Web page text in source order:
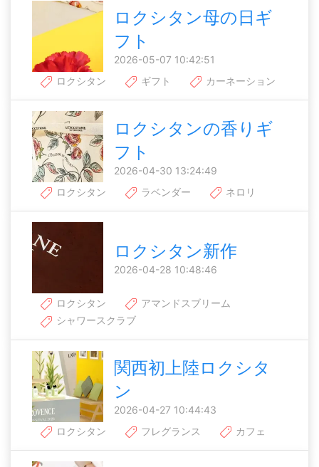
ロクシタン母の日ギ
フト
2026-05-07 10:42:51
ロクシタン
ギフト カーネーション
ロクシタンの香りギ
フト
2026-04-30 13:24:49
ロクシタン
ラベンダー ネロリ
ロクシタン新作
2026-04-28 10:48:46
ロクシタン
アマンドスブリーム
シャワースクラブ
関西初上陸ロクシタ
ン
2026-04-27 10:44:43
ロクシタン
フレグランス カフェ